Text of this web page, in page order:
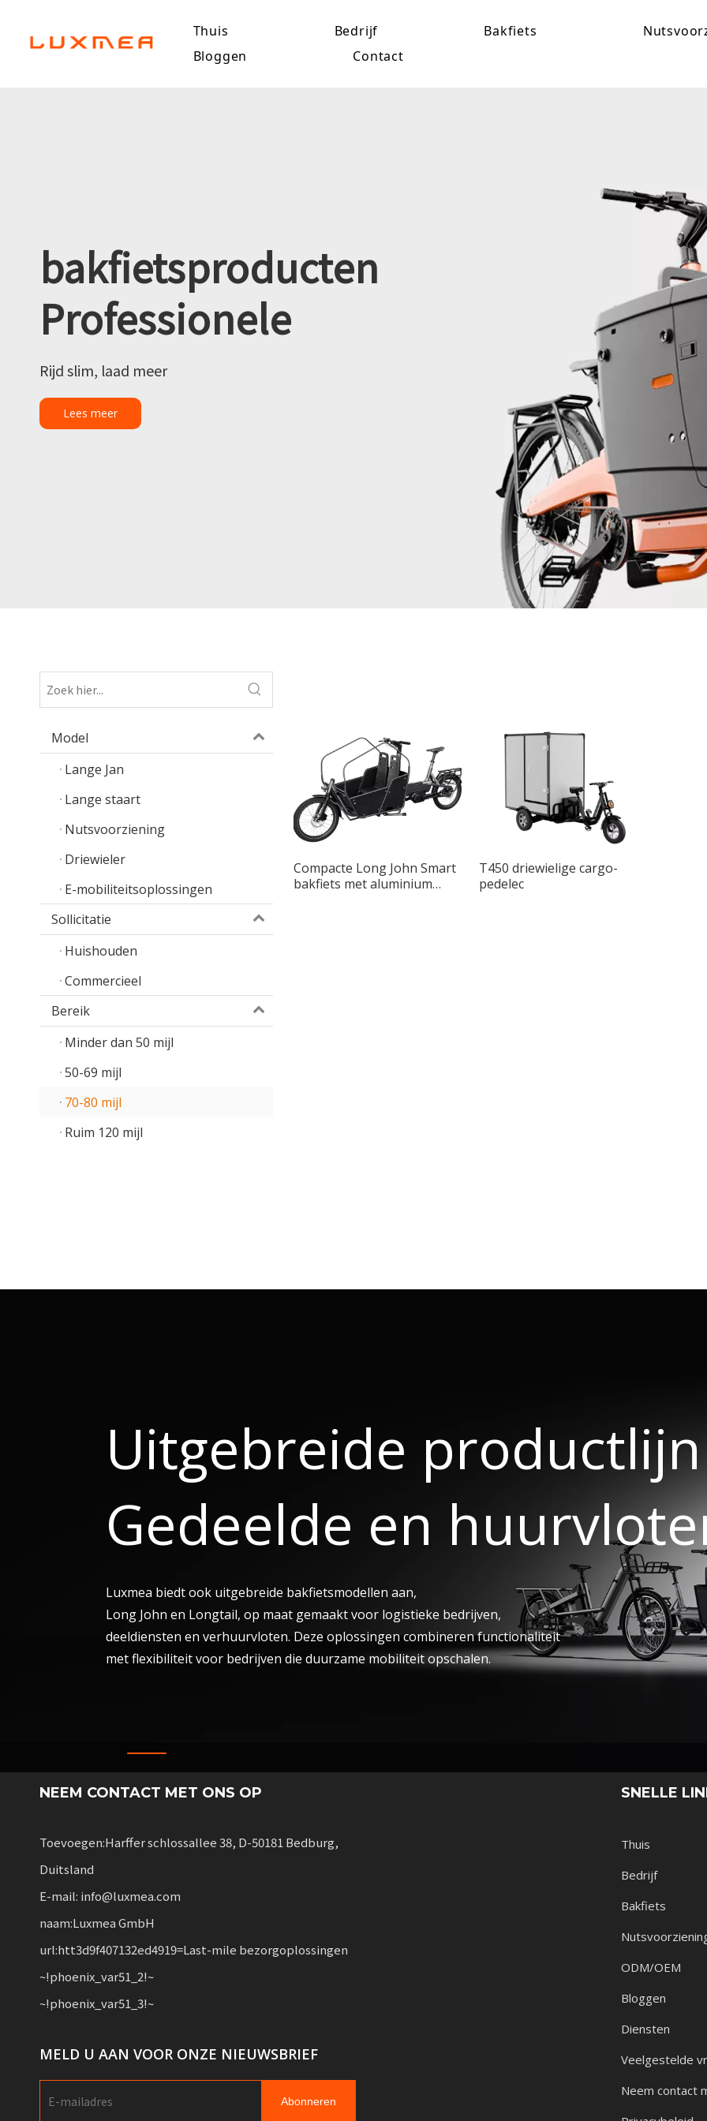
Thuis Bedrijf Bakfiets
Bloggen
Contact
bakfietsproducten
Professionele
Rijd slim, laad meer
Lees meer
Model
Lange Jan
Lange staart
Nutsvoorziening
Driewieler
E-mobiliteitsoplossingen
Sollicitatie
Huishouden
Commercieel
Bereik
Minder dan 50 mijl
50-69 mijl
70-80 mijl
Ruim 120 mijl
Compacte Long John Smart
bakfiets met aluminium
T450 driewielige cargo-
pedelec
Uitgebreide
Gedeelde en
Luxmea biedt ook uitgebreide bakfietsmodellen aan,
Long John en Longtail, op maat gemaakt voor logistieke bedrijven,
deeldiensten en verhuurvloten. Deze oplossingen combineren functionaliteit
met flexibiliteit voor bedrijven die duurzame mobiliteit opschalen.
NEEM CONTACT MET ONS OP
Toevoegen:Harffer schlossallee 38, D-50181 Bedburg,
Duitsland
E-mail: info@luxmea.com
naam:Luxmea GmbH
url:htt3d9f407132ed4919=Last-mile bezorgoplossingen
~!phoenix_var51_2!~
~!phoenix_var51_3!~
MELD U AAN VOOR ONZE NIEUWSBRIEF
Abonneren
SNELLE
Thuis
Bedrijf
Bakfiets
ODM/OEM
Bloggen
Diensten
Veelgestelde
Neem contact